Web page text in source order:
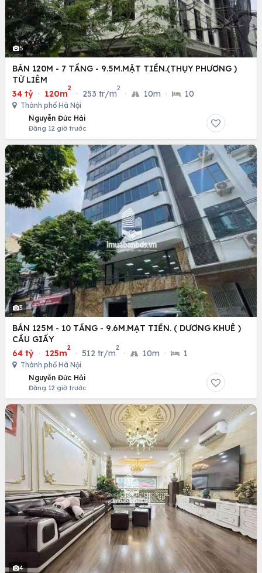
5
BÁN 120M - 7 TẦNG - 9.5M.MẶT TIỀN.(THỤY PHƯƠNG )
TỪ LIÊM
34 tỷ · 120m
2
· 253 tr/m
2
· 10m · 10
Thành phố Hà Nội
Nguyễn Đức Hải
Đăng 12 giờ trước
3
BÁN 125M - 10 TẦNG - 9.6M.MẠT TIỀN. ( DƯƠNG KHUÊ )
CẦU GIẤY
64 tỷ · 125m
2
· 512 tr/m
2
· 10m · 1
Thành phố Hà Nội
Nguyễn Đức Hải
Đăng 12 giờ trước
4